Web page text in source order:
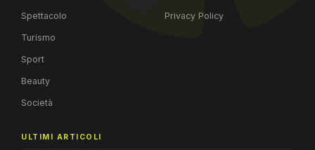
Spettacolo
Turismo
Sport
Beauty
Società
Privacy Policy
ULTIMI ARTICOLI